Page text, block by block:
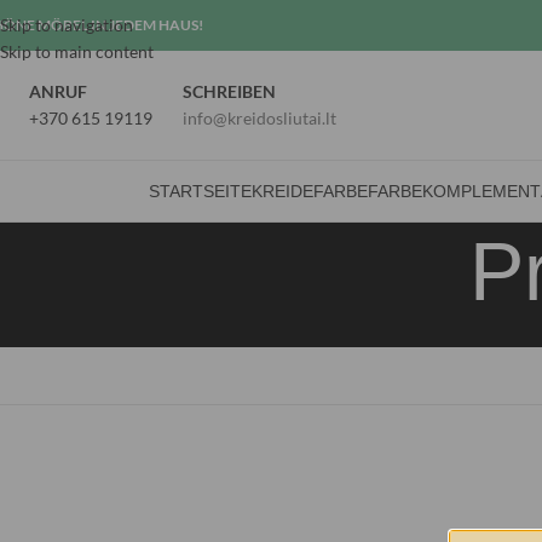
Skip to navigation
Skip to main content
MÖBEL IN JEDEM HAUS!
ANRUF
+370 615 19119
SCHREIBEN
info@kreidosliutai.lt
STARTSEITEKREIDEFARBEFARBE